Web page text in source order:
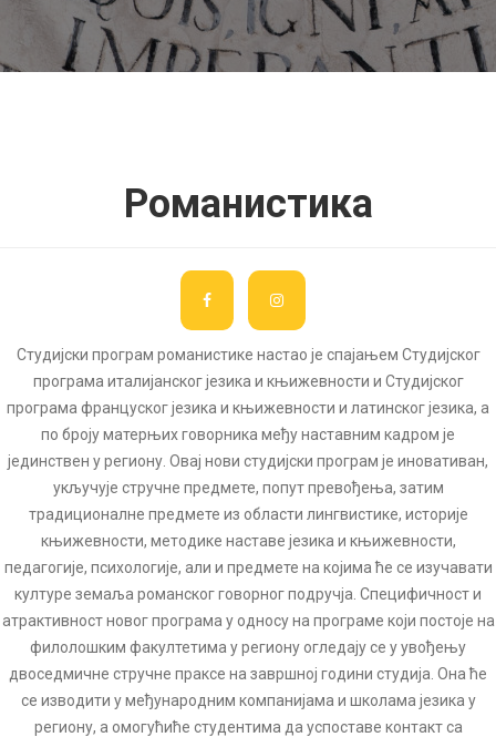
Романистика
Студијски програм романистике настао је спајањем Студијског
програма италијанског језика и књижевности и Студијског
програма француског језика и књижевности и латинског језика, а
по броју матерњих говорника међу наставним кадром је
јединствен у региону. Овај нови студијски програм је иновативан,
укључује стручне предмете, попут превођења, затим
традиционалне предмете из области лингвистике, историје
књижевности, методике наставе језика и књижевности,
педагогије, психологије, али и предмете на којима ће се изучавати
културе земаља романског говорног подручја. Специфичност и
атрактивност новог програма у односу на програме који постоје на
филолошким факултетима у региону огледају се у увођењу
двоседмичне стручне праксе на завршној години студија. Она ће
се изводити у међународним компанијама и школама језика у
региону, а омогућиће студентима да успоставе контакт са